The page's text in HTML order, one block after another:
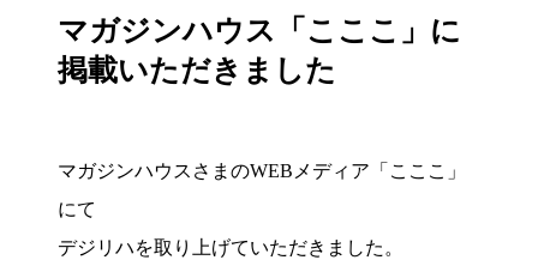
マガジンハウス「こここ」に
掲載いただきました
マガジンハウスさまのWEBメディア「こここ」
にて
デジリハを取り上げていただきました。